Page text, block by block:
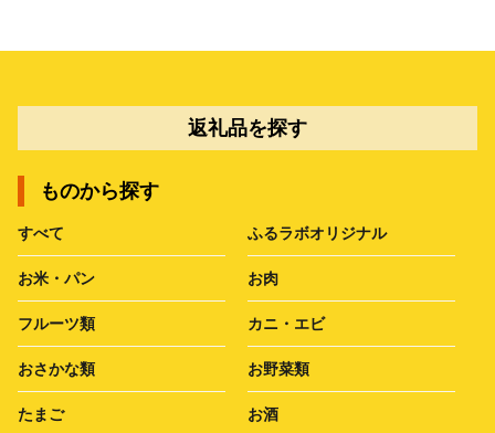
返礼品を探す
ものから探す
すべて ふるラボオリジナル
お米・パン お肉
フルーツ類 カニ・エビ
おさかな類 お野菜類
たまご お酒